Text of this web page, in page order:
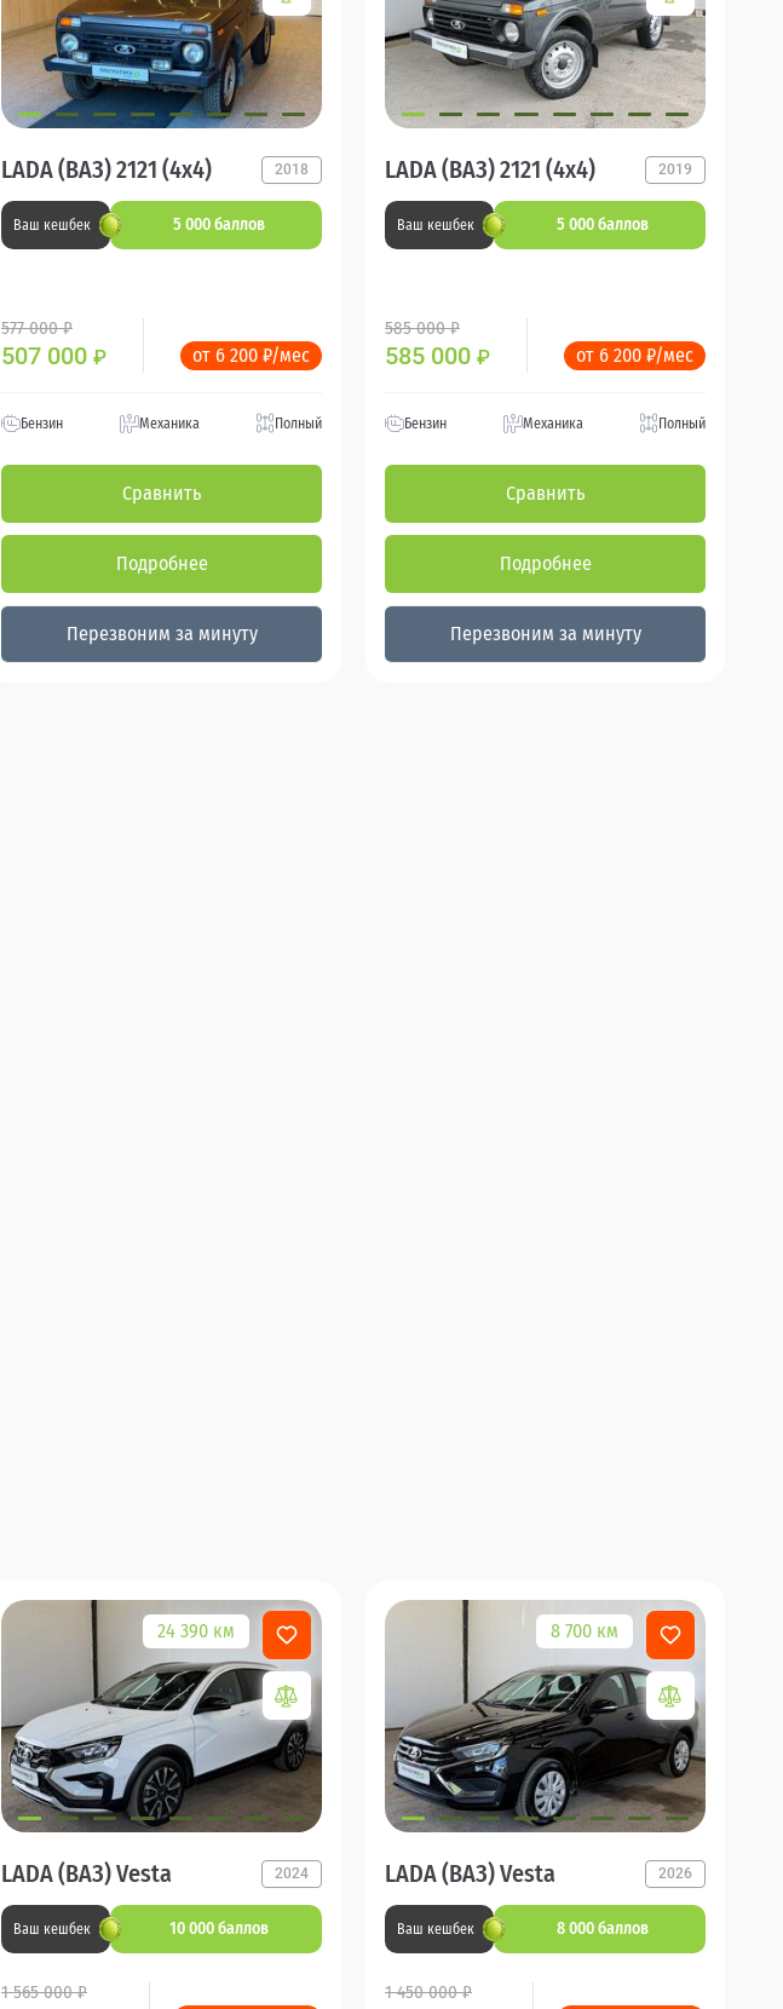
LADA (ВАЗ) 2121 (4x4) 2018
Ваш кешбек 5 000 баллов
577 000 ₽
507 000 ₽ от 6 200 ₽/мес
Бензин Механика Полный
Сравнить
Подробнее
Перезвоним за минуту
LADA (ВАЗ) 2121 (4x4) 2019
Ваш кешбек 5 000 баллов
585 000 ₽
585 000 ₽ от 6 200 ₽/мес
Бензин Механика Полный
Сравнить
Подробнее
Перезвоним за минуту
24 390 км
LADA (ВАЗ) Vesta 2024
Ваш кешбек 10 000 баллов
1 565 000 ₽
8 700 км
LADA (ВАЗ) Vesta 2026
Ваш кешбек 8 000 баллов
1 450 000 ₽